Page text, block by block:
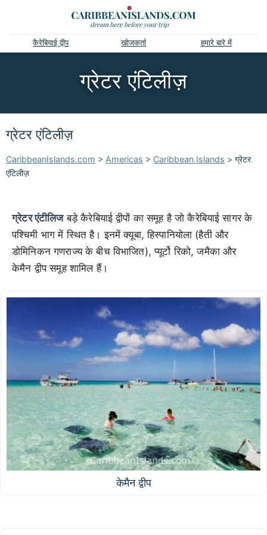
कैरेबियाई द्वीप खोजकर्ता हमारे बारे में
ग्रेटर एंटिलीज़
ग्रेटर एंटिलीज़
CaribbeanIslands.com > Americas > Caribbean Islands > ग्रेटर
एंटिलीज़
ग्रेटर एंटीलिजबड़े कैरेबियाई द्वीपों का समूह है जो कैरेबियाई सागर के
पश्चिमी भाग में स्थित है। इनमें क्यूबा, ​​हिस्पानियोला (हैती और
डोमिनिकन गणराज्य के बीच विभाजित), प्यूर्टो रिको, जमैका और
केमैन द्वीप समूह शामिल हैं।
केमैन द्वीप